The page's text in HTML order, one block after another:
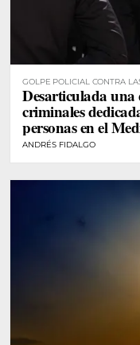
GOLPE POLICIAL CONTRA
Desarticulada una
criminales
personas en el
ANDRÉS FIDALGO